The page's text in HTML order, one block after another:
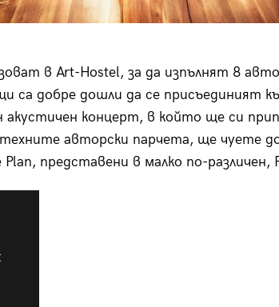
в Art-Hostel, за да изпълнят 8
са добре дошли да се присъединият
акустичен концерт, в който ще си
авторски парчета, ще чуете
представени в малко по-различен,